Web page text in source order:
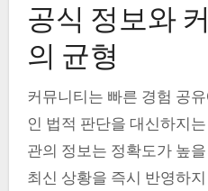
공식 정보와
의 균형
커뮤니티는 빠른 경험 공
인 법적 판단을 대신하지
관의 정보는 정확도가 높
최신 상황을 즉시 반영하